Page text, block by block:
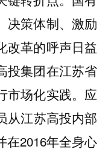
决策体制、激励
改革的呼声日益
投集团在江苏省
市场化实践。应
从江苏高投内部
在2016年全身心